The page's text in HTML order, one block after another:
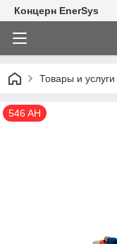
Концерн EnerSys
Товары и услуги
546 AH